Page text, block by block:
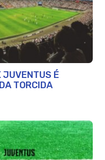
JUVENTUS É
TORCIDA